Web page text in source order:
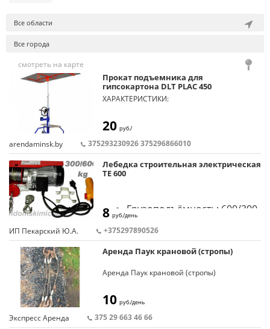
Все области
Все города
смотреть на карте
Прокат подъемника для
гипсокартона DLT PLAC 450
ХАРАКТЕРИСТИКИ:
Высота загрузки листа: 84см
Максимальный размер листов: 1,4*3,6м
Минимальная высота горизонтального
подъема: 164см
Максимальная высота горизонтального
подъема: 4,50м
Минимальная высота вертикального
Ширина базы в рабочем состоянии: 106см
Ширина базы в собранном/свернутом
Общий вес аппарата: 53кг
20 руб./
arendaminsk.by 375293230926 375296866010
Лебедка строительная электрическая
TE 600
Грузоподъёмность: 600/300
Высота подъёма: 6/12 м.
Номинальный ток: 4,5 А
Мощность: 1050 Вт
Прочность троса: ≥1870 Н/
8 руб./день
ИП Пекарский Ю.А. +375297890526
Аренда Паук крановой (стропы)
Аренда Паук крановой (стропы)
10 руб./день
Экспресс Аренда 375 29 663 46 66